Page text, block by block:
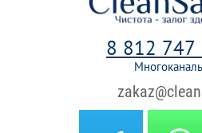
8 812 747